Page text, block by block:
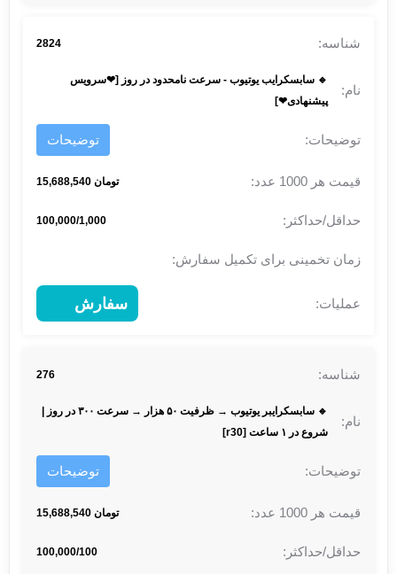
2824
🔹 سابسکرایب یوتیوب - سرعت نامحدود در روز [❤سرویس
پیشنهادی❤]
توضیحات
تومان 15,688,540
100,000/1,000
سفارش
276
🔹 سابسکرایبر یوتیوب → ظرفیت ۵۰ هزار → سرعت ۳۰۰ در روز |
شروع در ۱ ساعت [r30]
توضیحات
تومان 15,688,540
100,000/100